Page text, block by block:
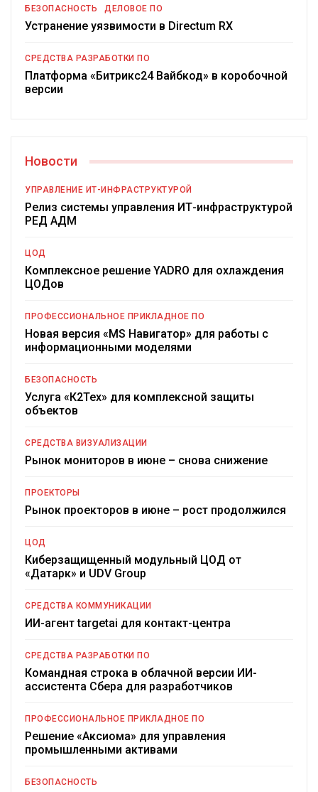
БЕЗОПАСНОСТЬ ДЕЛОВОЕ ПО
Устранение уязвимости в Directum RX
СРЕДСТВА РАЗРАБОТКИ ПО
Платформа «Битрикс24 Вайбкод» в коробочной
версии
Новости
УПРАВЛЕНИЕ ИТ-ИНФРАСТРУКТУРОЙ
Релиз системы управления ИТ-инфраструктурой
РЕД АДМ
ЦОД
Комплексное решение YADRO для охлаждения
ЦОДов
ПРОФЕССИОНАЛЬНОЕ ПРИКЛАДНОЕ ПО
Новая версия «MS Навигатор» для работы с
информационными моделями
БЕЗОПАСНОСТЬ
Услуга «К2Тех» для комплексной защиты
объектов
СРЕДСТВА ВИЗУАЛИЗАЦИИ
Рынок мониторов в июне – снова снижение
ПРОЕКТОРЫ
Рынок проекторов в июне – рост продолжился
ЦОД
Киберзащищенный модульный ЦОД от
«Датарк» и UDV Group
СРЕДСТВА КОММУНИКАЦИИ
ИИ-агент targetai для контакт-центра
СРЕДСТВА РАЗРАБОТКИ ПО
Командная строка в облачной версии ИИ-
ассистента Сбера для разработчиков
ПРОФЕССИОНАЛЬНОЕ ПРИКЛАДНОЕ ПО
Решение «Аксиома» для управления
промышленными активами
БЕЗОПАСНОСТЬ